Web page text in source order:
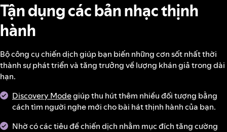
Tận dụng các bản nhạc thịnh
hành
Bộ công cụ chiến dịch giúp bạn biến những cơn sốt nhất thời
thành sự phát triển và tăng trưởng về lượng khán giả trong dài
hạn.
Discovery Modegiúp thu hút thêm nhiều đối tượng bằng
cách tìm người nghe mới cho bài hát thịnh hành của bạn.
Nhờ có các tiêu đề chiến dịch nhằm mục đích tăng cường